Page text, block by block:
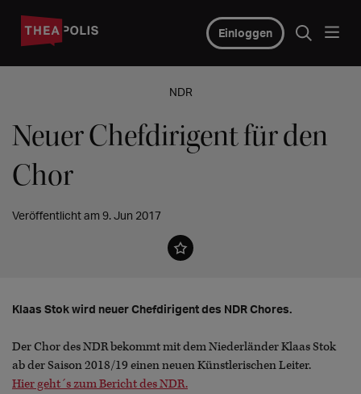
Einloggen
NDR
Neuer Chefdirigent für den
Chor
Veröffentlicht am 9. Jun 2017
Klaas Stok wird neuer Chefdirigent des NDR Chores.
Der Chor des NDR bekommt mit dem Niederländer Klaas Stok
ab der Saison 2018/19 einen neuen Künstlerischen Leiter.
Hier geht´s zum Bericht des NDR.